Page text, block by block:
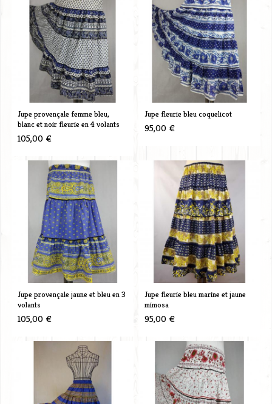
Jupe provençale femme bleu,
blanc et noir fleurie en 4 volants
105,00 €
Jupe fleurie bleu coquelicot
95,00 €
Jupe provençale jaune et bleu en 3
volants
105,00 €
Jupe fleurie bleu marine et jaune
mimosa
95,00 €